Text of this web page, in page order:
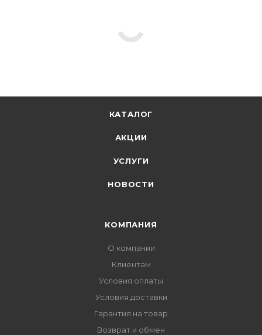
КАТАЛОГ
АКЦИИ
УСЛУГИ
НОВОСТИ
КОМПАНИЯ
О компании
Клиентам
Условия оплаты
Условия доставки
Гарантия на товар
Возврат и обмен